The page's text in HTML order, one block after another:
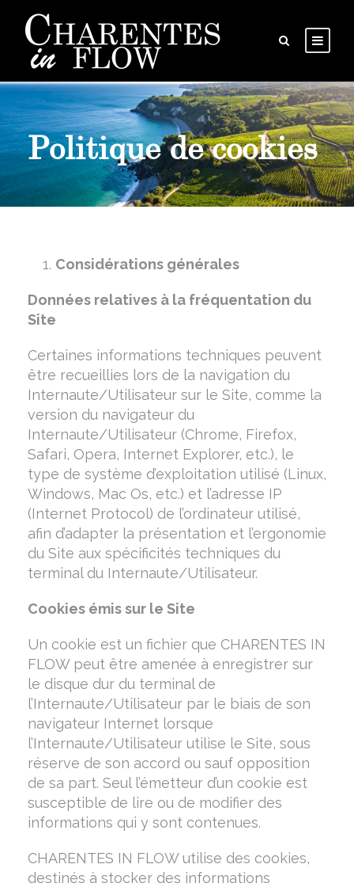
Politique de cookies
Considérations générales
Données relatives à la fréquentation du
Site
Certaines informations techniques peuvent
être recueillies lors de la navigation du
Internaute/Utilisateur sur le Site, comme la
version du navigateur du
Internaute/Utilisateur (Chrome, Firefox,
Safari, Opera, Internet Explorer, etc.), le
type de système d’exploitation utilisé (Linux,
Windows, Mac Os, etc.) et l’adresse IP
(Internet Protocol) de l’ordinateur utilisé,
afin d’adapter la présentation et l’ergonomie
du Site aux spécificités techniques du
terminal du Internaute/Utilisateur.
Cookies émis sur le Site
Un cookie est un fichier que CHARENTES IN
FLOW peut être amenée à enregistrer sur
le disque dur du terminal de
l’Internaute/Utilisateur par le biais de son
navigateur Internet lorsque
l’Internaute/Utilisateur utilise le Site, sous
réserve de son accord ou sauf opposition
de sa part. Seul l’émetteur d’un cookie est
susceptible de lire ou de modifier des
informations qui y sont contenues.
CHARENTES IN FLOW utilise des cookies,
destinés à stocker des informations